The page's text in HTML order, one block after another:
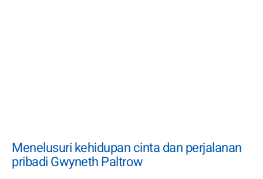
Menelusuri kehidupan cinta dan perjalanan
pribadi Gwyneth Paltrow